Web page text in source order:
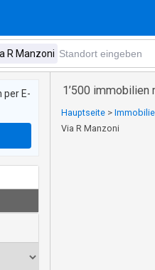
1’500 immobilien
Hauptseite >
Via R Manzoni
per E-